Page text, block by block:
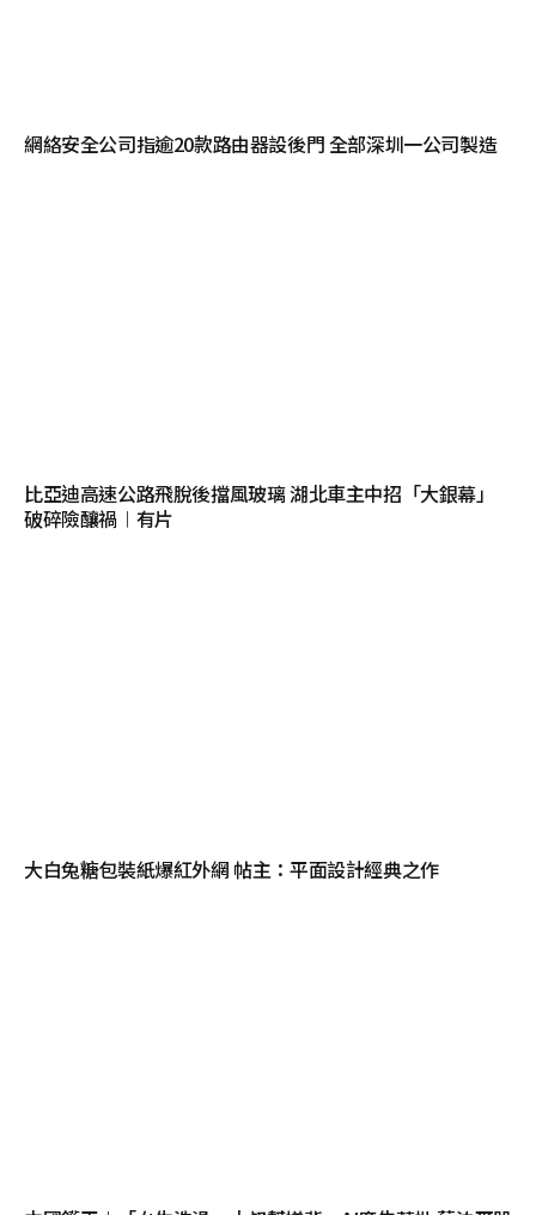
網絡安全公司指逾20款路由器設後門 全部深圳一公司製造
比亞迪高速公路飛脫後擋風玻璃 湖北車主中招「大銀幕」
破碎險釀禍︱有片
大白兔糖包裝紙爆紅外網 帖主：平面設計經典之作